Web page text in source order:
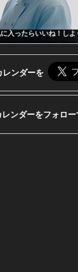
入ったらいいね！しよ
ンダーを
ンダーをフォロー